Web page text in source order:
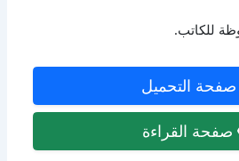
للكاتب.
صفحة التحميل
صفحة القراءة